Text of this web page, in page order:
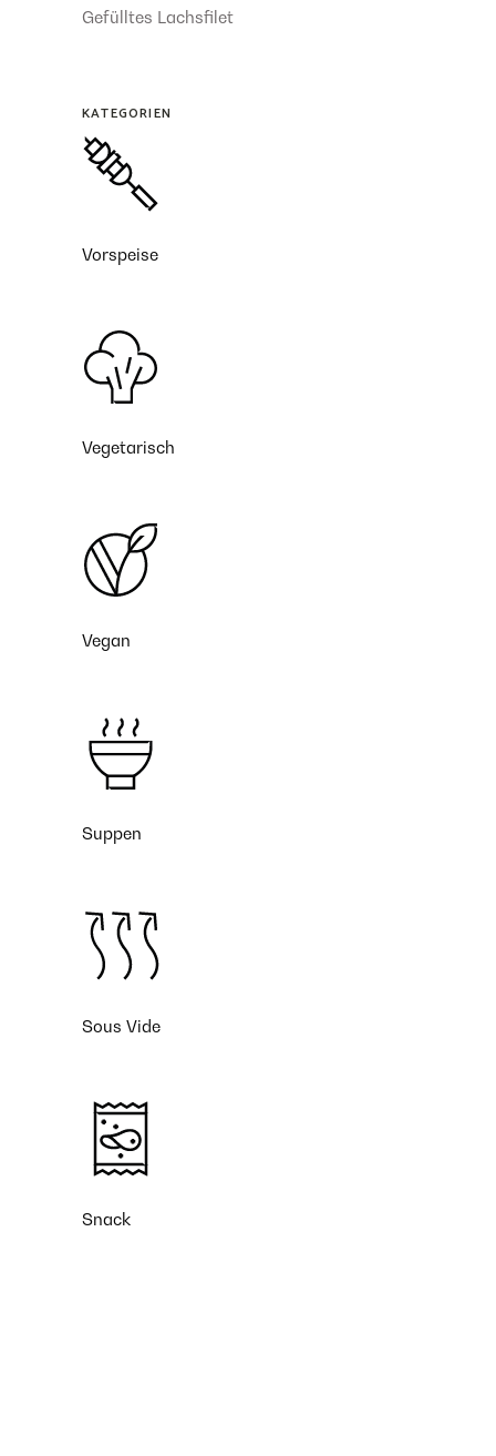
Gefülltes Lachsfilet
KATEGORIEN
Vorspeise
Vegetarisch
Vegan
Suppen
Sous Vide
Snack